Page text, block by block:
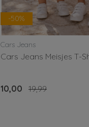
-50%
Cars Jeans
Cars Jeans Meisjes T-
10,00 19,99